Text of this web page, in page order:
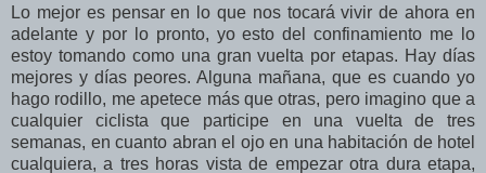
Lo mejor es pensar en lo que nos tocará vivir de ahora en
adelante y por lo pronto, yo esto del confinamiento me lo
estoy tomando como una gran vuelta por etapas. Hay días
mejores y días peores. Alguna mañana, que es cuando yo
hago rodillo, me apetece más que otras, pero imagino que a
cualquier ciclista que participe en una vuelta de tres
semanas, en cuanto abran el ojo en una habitación de hotel
cualquiera, a tres horas vista de empezar otra dura etapa,